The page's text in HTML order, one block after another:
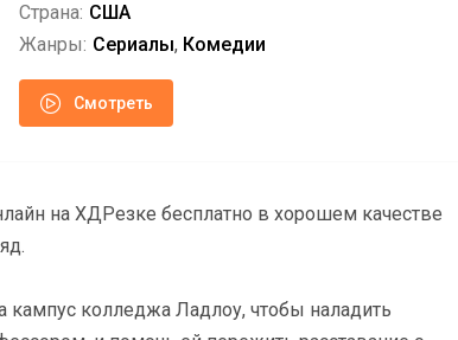
Страна: США
Жанры: Сериалы, Комедии
Смотреть
на ХДРезке бесплатно в хорошем качестве
кампус колледжа Ладлоу, чтобы наладить